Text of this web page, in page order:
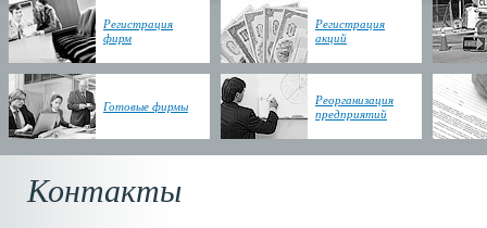
Регистрация
фирм
Регистрация
акций
Готовые фирмы
Реорганизация
предприятий
Контакты